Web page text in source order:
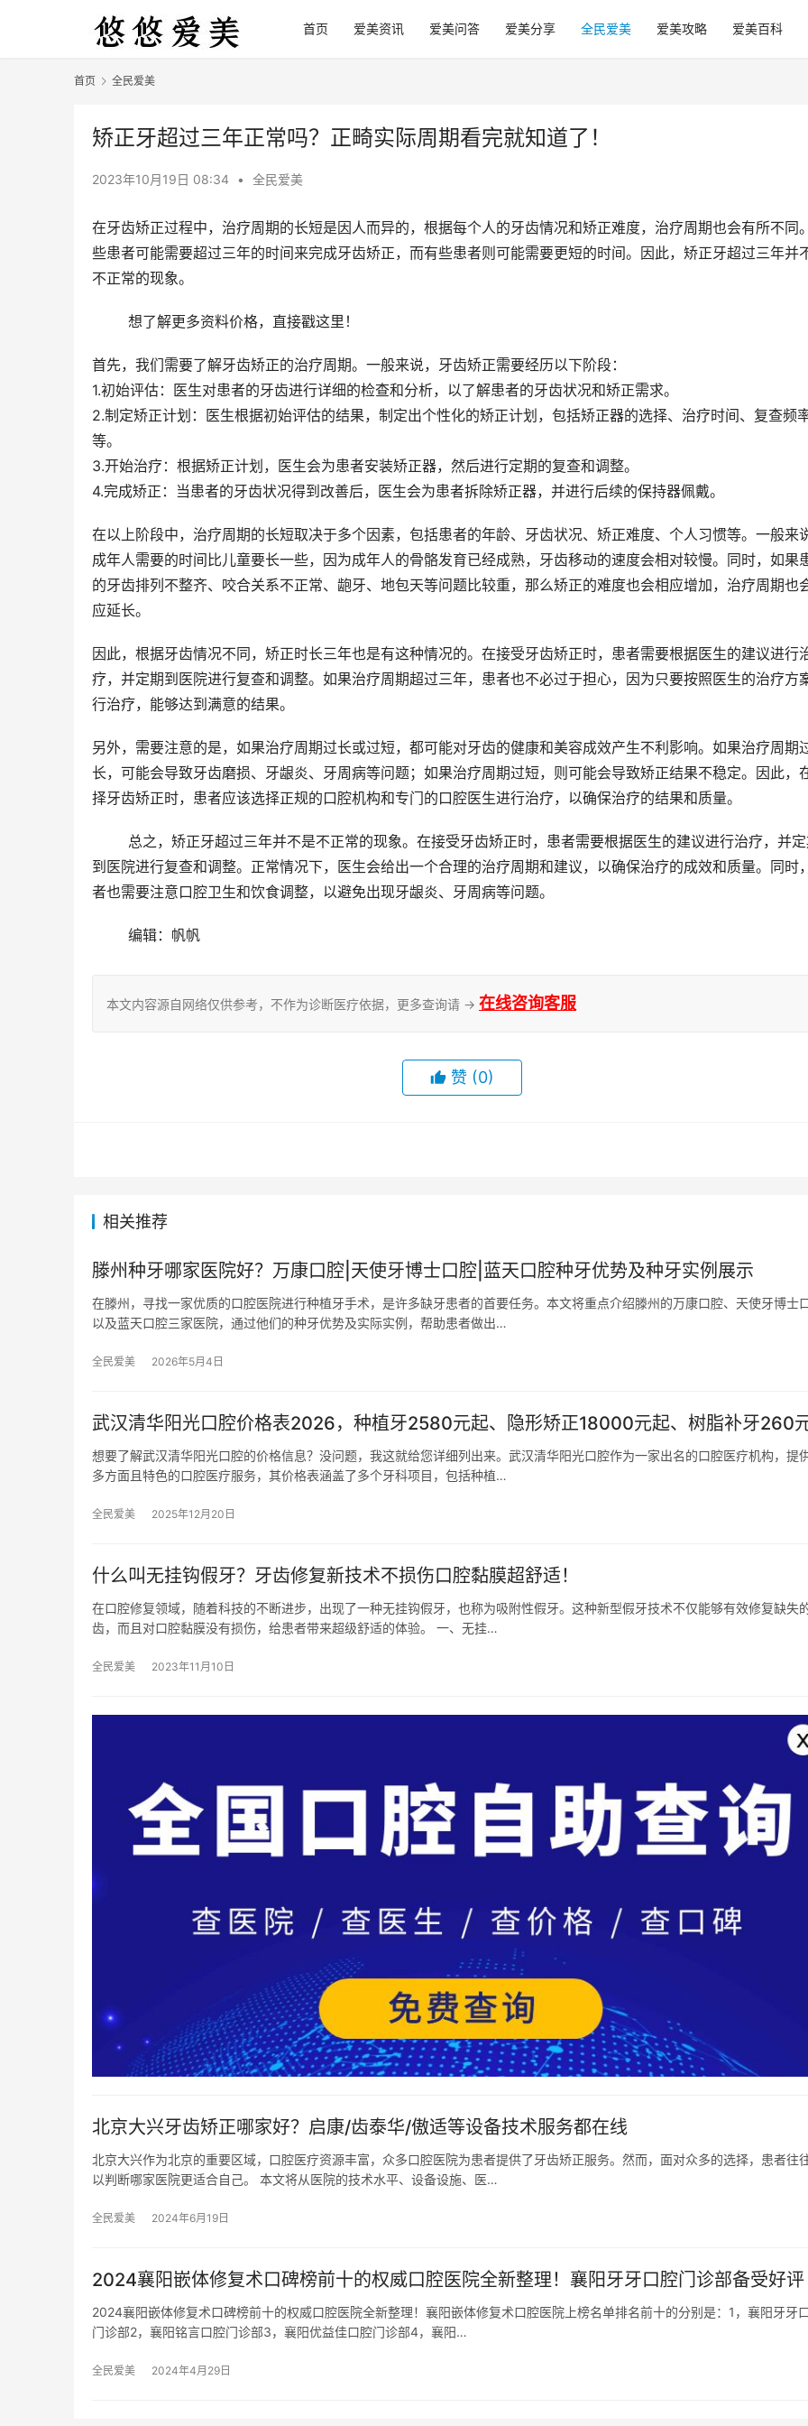
首页 爱美资讯 爱美问答 爱美分享 全民爱美 爱美攻略 爱美百科
首页 全民爱美
矫正牙超过三年正常吗？正畸实际周期看完就知道了！
2023年10月19日 08:34 • 全民爱美
在牙齿矫正过程中，治疗周期的长短是因人而异的，根据每个人的牙齿情况和矫正难度，治疗周期也会有所不同
些患者可能需要超过三年的时间来完成牙齿矫正，而有些患者则可能需要更短的时间。因此，矫正牙超过三年并
不正常的现象。
	想了解更多资料价格，直接戳这里！
首先，我们需要了解牙齿矫正的治疗周期。一般来说，牙齿矫正需要经历以下阶段：
1.初始评估：医生对患者的牙齿进行详细的检查和分析，以了解患者的牙齿状况和矫正需求。
2.制定矫正计划：医生根据初始评估的结果，制定出个性化的矫正计划，包括矫正器的选择、治疗时间、复查频
等。
3.开始治疗：根据矫正计划，医生会为患者安装矫正器，然后进行定期的复查和调整。
4.完成矫正：当患者的牙齿状况得到改善后，医生会为患者拆除矫正器，并进行后续的保持器佩戴。
在以上阶段中，治疗周期的长短取决于多个因素，包括患者的年龄、牙齿状况、矫正难度、个人习惯等。一般来说
成年人需要的时间比儿童要长一些，因为成年人的骨骼发育已经成熟，牙齿移动的速度会相对较慢。同时，如果
的牙齿排列不整齐、咬合关系不正常、龅牙、地包天等问题比较重，那么矫正的难度也会相应增加，治疗周期也
应延长。
因此，根据牙齿情况不同，矫正时长三年也是有这种情况的。在接受牙齿矫正时，患者需要根据医生的建议进行
疗，并定期到医院进行复查和调整。如果治疗周期超过三年，患者也不必过于担心，因为只要按照医生的治疗方
行治疗，能够达到满意的结果。
另外，需要注意的是，如果治疗周期过长或过短，都可能对牙齿的健康和美容成效产生不利影响。如果治疗周期
长，可能会导致牙齿磨损、牙龈炎、牙周病等问题；如果治疗周期过短，则可能会导致矫正结果不稳定。因此，
择牙齿矫正时，患者应该选择正规的口腔机构和专门的口腔医生进行治疗，以确保治疗的结果和质量。
到医院进行复查和调整。正常情况下，医生会给出一个合理的治疗周期和建议，以确保治疗的成效和质量。同时
者也需要注意口腔卫生和饮食调整，以避免出现牙龈炎、牙周病等问题。
	编辑：帆帆
本文内容源自网络仅供参考，不作为诊断医疗依据，更多查询请 → 在线咨询客服
赞 (0)
相关推荐
滕州种牙哪家医院好？万康口腔|天使牙博士口腔|蓝天口腔种牙优势及种牙实例展示
在滕州，寻找一家优质的口腔医院进行种植牙手术，是许多缺牙患者的首要任务。本文将重点介绍滕州的万康口腔、天使牙博士
以及蓝天口腔三家医院，通过他们的种牙优势及实际实例，帮助患者做出…
全民爱美 2026年5月4日
武汉清华阳光口腔价格表2026，种植牙2580元起、隐形矫正18000元起、树脂补牙260
想要了解武汉清华阳光口腔的价格信息？没问题，我这就给您详细列出来。武汉清华阳光口腔作为一家出名的口腔医疗机构，提
多方面且特色的口腔医疗服务，其价格表涵盖了多个牙科项目，包括种植…
全民爱美 2025年12月20日
什么叫无挂钩假牙？牙齿修复新技术不损伤口腔黏膜超舒适！
在口腔修复领域，随着科技的不断进步，出现了一种无挂钩假牙，也称为吸附性假牙。这种新型假牙技术不仅能够有效修复缺失
齿，而且对口腔黏膜没有损伤，给患者带来超级舒适的体验。 一、无挂…
全民爱美 2023年11月10日
北京大兴牙齿矫正哪家好？启康/齿泰华/傲适等设备技术服务都在线
北京大兴作为北京的重要区域，口腔医疗资源丰富，众多口腔医院为患者提供了牙齿矫正服务。然而，面对众多的选择，患者往
以判断哪家医院更适合自己。 本文将从医院的技术水平、设备设施、医…
全民爱美 2024年6月19日
2024襄阳嵌体修复术口碑榜前十的权威口腔医院全新整理！襄阳牙牙口腔门诊部备受好评
2024襄阳嵌体修复术口碑榜前十的权威口腔医院全新整理！襄阳嵌体修复术口腔医院上榜名单排名前十的分别是：1，襄阳牙牙
门诊部2，襄阳铭言口腔门诊部3，襄阳优益佳口腔门诊部4，襄阳…
全民爱美 2024年4月29日